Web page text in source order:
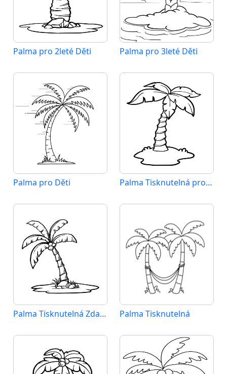
Palma pro 2leté Děti Palma pro 3leté Děti
Palma pro Děti Palma Tisknutelná pro Děti
Palma Tisknutelná Zdarma Palma Tisknutelná